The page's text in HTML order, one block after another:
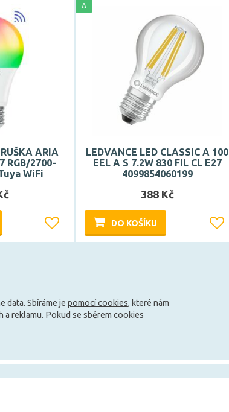
ARIA
RGB/2700-
WiFi
A
LEDVANCE LED CLASSIC A 100
EEL A S 7.2W 830 FIL CL E27
4099854060199
388 Kč
DO KOŠÍKU
Načíst další
data. Sbíráme je pomocí cookies, které nám
reklamu. Pokud se sběrem cookies